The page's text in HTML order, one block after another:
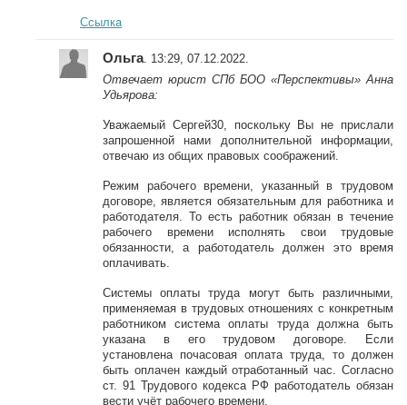
Ссылка
Ольга. 13:29, 07.12.2022.
Отвечает юрист СПб БОО «Перспективы» Анна
Удьярова:
Уважаемый Сергей30, поскольку Вы не прислали
запрошенной нами дополнительной информации,
отвечаю из общих правовых соображений.
Режим рабочего времени, указанный в трудовом
договоре, является обязательным для работника и
работодателя. То есть работник обязан в течение
рабочего времени исполнять свои трудовые
обязанности, а работодатель должен это время
оплачивать.
Системы оплаты труда могут быть различными,
применяемая в трудовых отношениях с конкретным
работником система оплаты труда должна быть
указана в его трудовом договоре. Если
установлена почасовая оплата труда, то должен
быть оплачен каждый отработанный час. Согласно
ст. 91 Трудового кодекса РФ работодатель обязан
вести учёт рабочего времени.